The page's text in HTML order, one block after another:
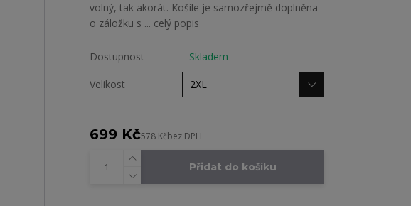
volný, tak akorát. Košile je samozřejmě doplněna
o záložku s ... celý popis
Dostupnost Skladem
Velikost
699 Kč578 Kčbez DPH
Přidat do košíku